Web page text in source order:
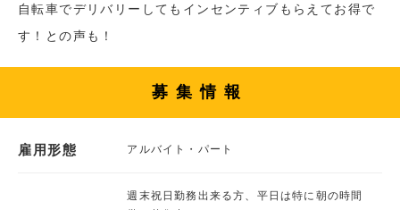
自転車でデリバリーしてもインセンティブもらえてお得で
す！との声も！
募集情報
雇用形態 アルバイト・パート
週末祝日勤務出来る方、平日は特に朝の時間